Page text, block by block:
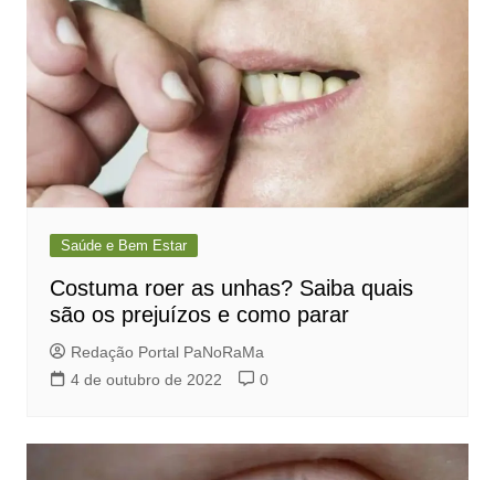
Saúde e Bem Estar
Costuma roer as unhas? Saiba quais
são os prejuízos e como parar
Redação Portal PaNoRaMa
4 de outubro de 2022
0